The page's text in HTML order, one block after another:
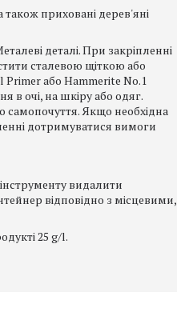
приховані дерев'яні
деталі. При закріпленні
сталевою щіткою або
або Hammerite No.1
в очі, на шкіру або одяг.
Якщо необхідна
дотримуватися вимоги
видалити
відповідно з місцевими,
25 g/l.